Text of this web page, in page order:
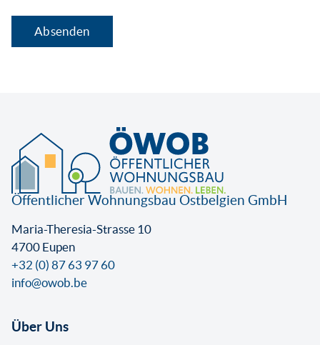
Öffentlicher Wohnungsbau Ostbelgien GmbH
Maria-Theresia-Strasse 10
4700 Eupen
+32 (0) 87 63 97 60
info@owob.be
Über Uns